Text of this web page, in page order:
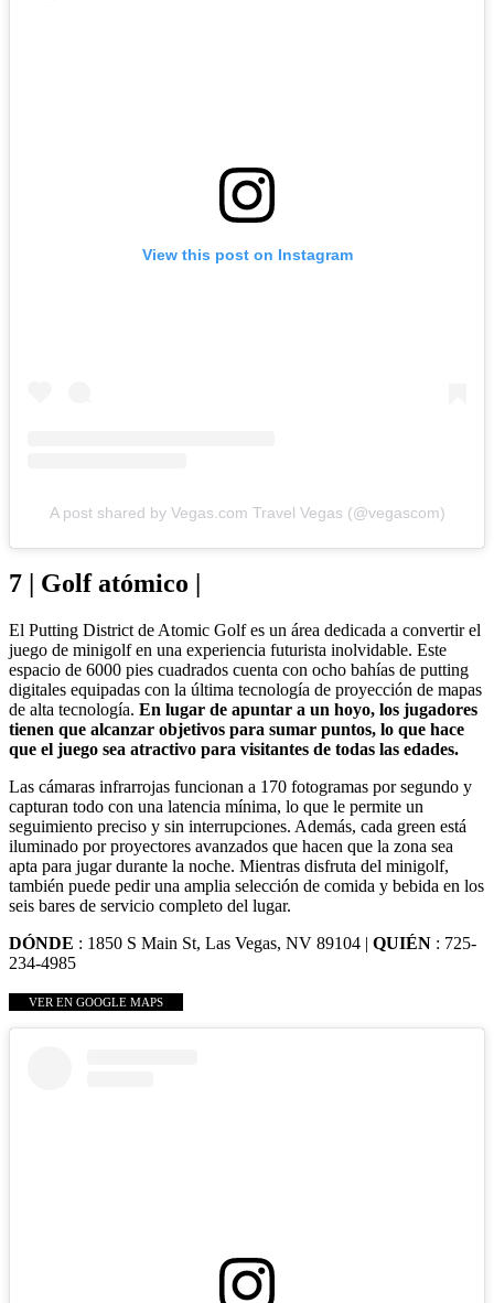
View this post on Instagram
A post shared by Vegas.com Travel Vegas (@vegascom)
7 | Golf atómico |
El Putting District de Atomic Golf es un área dedicada a convertir el
juego de minigolf en una experiencia futurista inolvidable. Este
espacio de 6000 pies cuadrados cuenta con ocho bahías de putting
digitales equipadas con la última tecnología de proyección de mapas
de alta tecnología. En lugar de apuntar a un hoyo, los jugadores
tienen que alcanzar objetivos para sumar puntos, lo que hace
que el juego sea atractivo para visitantes de todas las edades.
Las cámaras infrarrojas funcionan a 170 fotogramas por segundo y
capturan todo con una latencia mínima, lo que le permite un
seguimiento preciso y sin interrupciones. Además, cada green está
iluminado por proyectores avanzados que hacen que la zona sea
apta para jugar durante la noche. Mientras disfruta del minigolf,
también puede pedir una amplia selección de comida y bebida en los
seis bares de servicio completo del lugar.
DÓNDE : 1850 S Main St, Las Vegas, NV 89104 | QUIÉN : 725-
234-4985
VER EN GOOGLE MAPS